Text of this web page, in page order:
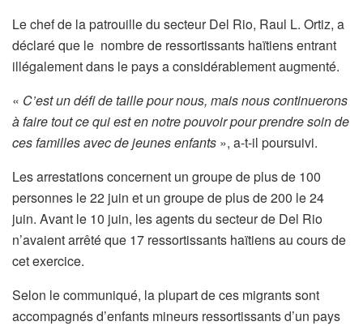
Le chef de la patrouille du secteur Del Rio, Raul L. Ortiz, a
déclaré que le nombre de ressortissants haïtiens entrant
illégalement dans le pays a considérablement augmenté.
« C’est un défi de taille pour nous, mais nous continuerons
à faire tout ce qui est en notre pouvoir pour prendre soin de
ces familles avec de jeunes enfants », a-t-il poursuivi.
Les arrestations concernent un groupe de plus de 100
personnes le 22 juin et un groupe de plus de 200 le 24
juin. Avant le 10 juin, les agents du secteur de Del Rio
n’avaient arrêté que 17 ressortissants haïtiens au cours de
cet exercice.
Selon le communiqué, la plupart de ces migrants sont
accompagnés d’enfants mineurs ressortissants d’un pays